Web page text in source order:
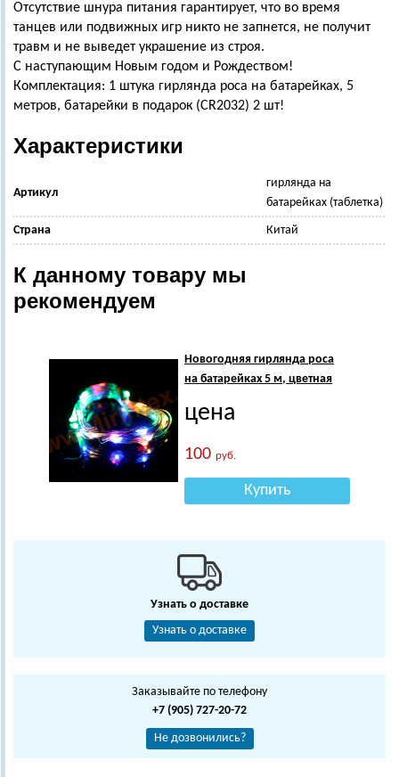
Отсутствие шнура питания гарантирует, что во время
танцев или подвижных игр никто не запнется, не получит
травм и не выведет украшение из строя.
С наступающим Новым годом и Рождеством!
Комплектация: 1 штука гирлянда роса на батарейках, 5
метров, батарейки в подарок (CR2032) 2 шт!
Характеристики
Артикул
гирлянда на
батарейках (таблетка)
Страна Китай
К данному товару мы
рекомендуем
Новогодняя гирлянда роса
на батарейках 5 м, цветная
цена
100руб.
Купить
Узнать о доставке
Узнать о доставке
Заказывайте по телефону
+7 (905) 727-20-72
Не дозвонились?